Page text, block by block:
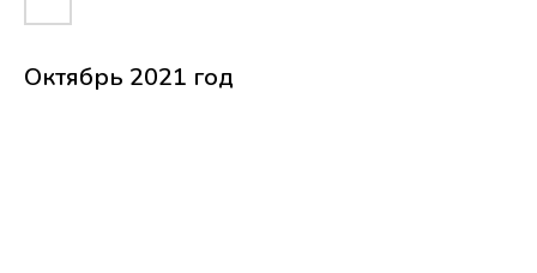
Октябрь 2021 год